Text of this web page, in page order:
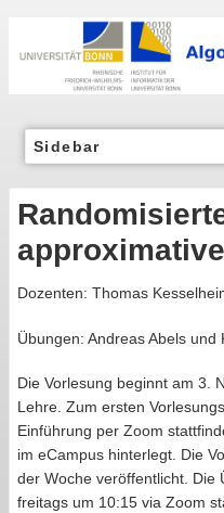
Sidebar
Dozenten: Thomas
Übungen: Andreas Abels und
Die Vorlesung beginnt am 3.
Lehre. Zum ersten
Einführung per Zoom
im eCampus hinterlegt. Die
der Woche veröffentlicht. Die
freitags um 10:15 via Zoom